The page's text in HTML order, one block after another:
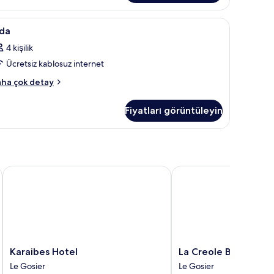
kasa, masa Kaliteli yatak takımı, kuştüyü yorgan, odada
10
4 kişilik
Ücretsiz kablosuz internet
çok detay
Fiyatları görüntüleyin
Karaibes
Hotel
Karaibes Hotel
Le Gosier
Karaibes Hotel
La
Creole
La Creole Beach
Le Gosier
La Creole Beach Hôtel